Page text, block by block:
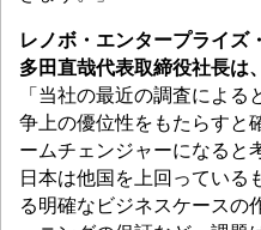
レノボ・エンタープライズ
多田直哉代表取締役社長は
「当社の最近の調査によ
争上の優位性をもたらすと
ームチェンジャーになると
日本は他国を上回っている
る明確なビジネスケースの